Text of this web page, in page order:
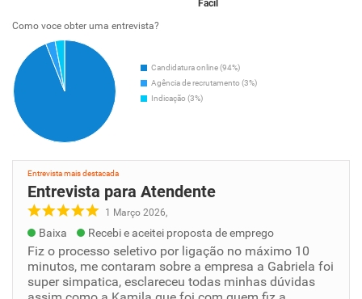
Fácil
Como voce obter uma entrevista?
Candidatura online (94%)
Agência de recrutamento (3%)
Indicação (3%)
Entrevista mais destacada
Entrevista para Atendente
1 Março 2026,
Baixa Recebi e aceitei proposta de emprego
Fiz o processo seletivo por ligação no máximo 10
minutos, me contaram sobre a empresa a Gabriela foi
super simpatica, esclareceu todas minhas dúvidas